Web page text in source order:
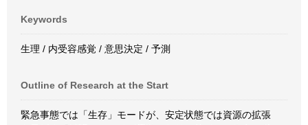
Keywords
生理 / 内受容感覚 / 意思決定 / 予測
Outline of Research at the Start
緊急事態では「生存」モードが、安定状態では資源の拡張